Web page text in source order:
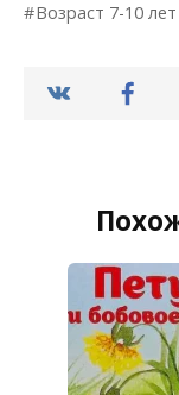
Возраст 7-10 лет